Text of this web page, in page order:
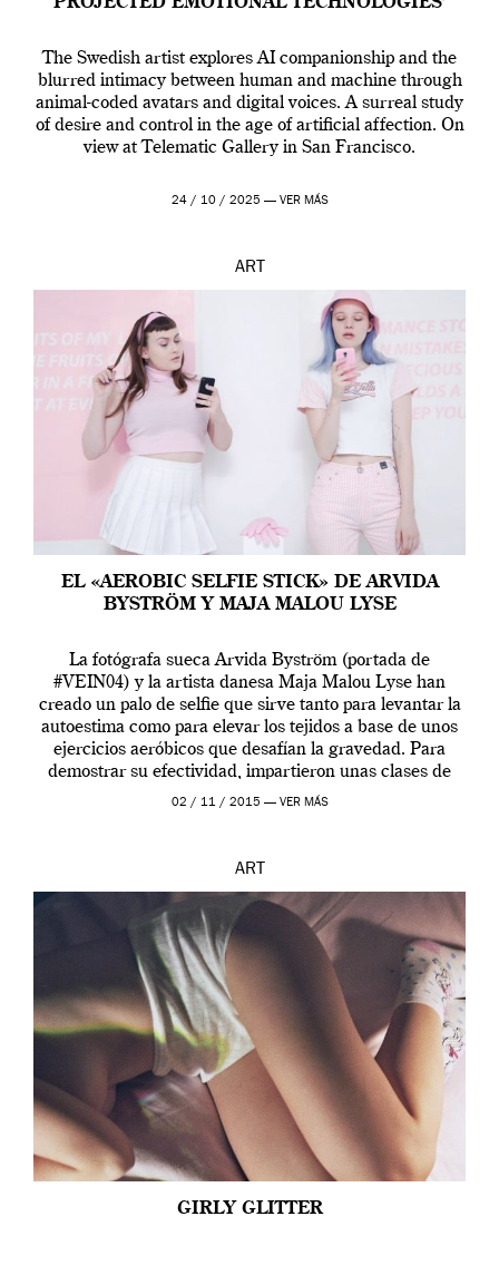
The Swedish artist explores AI companionship and the
blurred intimacy between human and machine through
animal-coded avatars and digital voices. A surreal study
of desire and control in the age of artificial affection. On
view at Telematic Gallery in San Francisco.
24 / 10 / 2025 — VER MÁS
ART
EL «AEROBIC SELFIE STICK» DE ARVIDA
BYSTRÖM Y MAJA MALOU LYSE
La fotógrafa sueca Arvida Byström (portada de
#VEIN04) y la artista danesa Maja Malou Lyse han
creado un palo de selfie que sirve tanto para levantar la
autoestima como para elevar los tejidos a base de unos
ejercicios aeróbicos que desafían la gravedad. Para
demostrar su efectividad, impartieron unas clases de
prueba en el Tate […]
02 / 11 / 2015 — VER MÁS
ART
GIRLY GLITTER